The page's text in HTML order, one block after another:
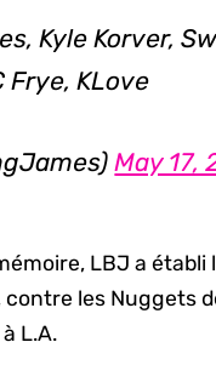
Kyle Korver,
KLove
May 17,
LBJ a
les Nuggets
L.A.